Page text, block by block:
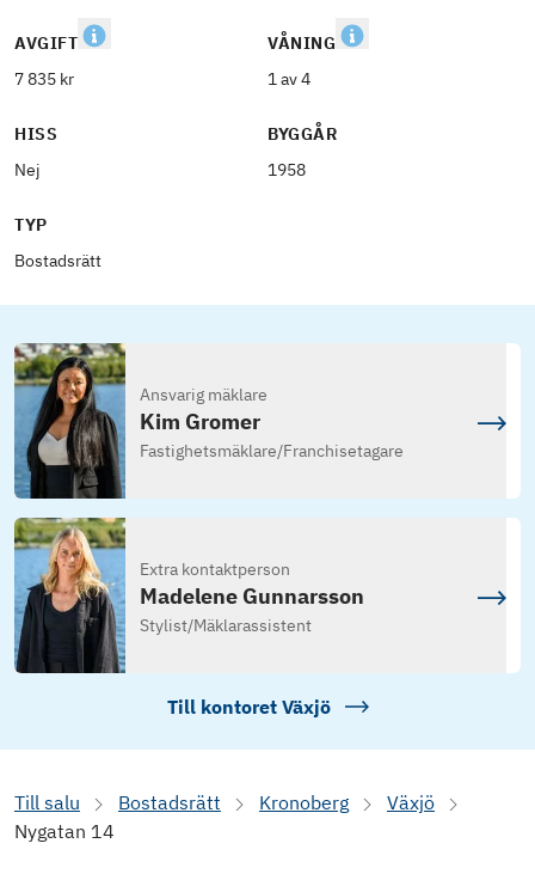
AVGIFT
7 835 kr
VÅNING
1 av 4
HISS
Nej
BYGGÅR
1958
TYP
Bostadsrätt
Ansvarig mäklare
Kim Gromer
Fastighetsmäklare/Franchisetagare
Extra kontaktperson
Madelene Gunnarsson
Stylist/Mäklarassistent
Till kontoret Växjö
Till salu Bostadsrätt Kronoberg
Växjö
Nygatan 14